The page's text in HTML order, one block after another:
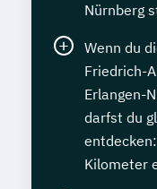
Nürnberg
Wenn du
Friedrich-
Erlangen-
darfst du
Kilometer